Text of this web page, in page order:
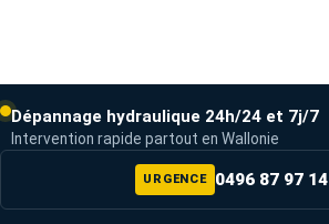
Dépannage hydraulique 24h/24 et 7j/7
Intervention rapide partout en Wallonie
URGENCE 0496 87 97 14